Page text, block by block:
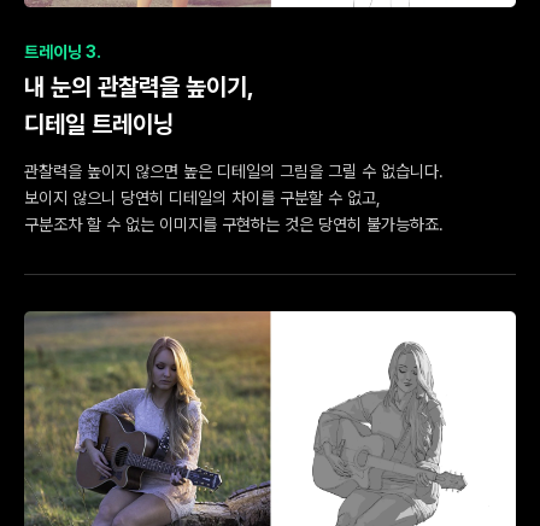
트레이닝 3.
내 눈의 관찰력을 높이기,
디테일 트레이닝
관찰력을 높이지 않으면 높은 디테일의 그림을 그릴 수 없습니다.
보이지 않으니 당연히 디테일의 차이를 구분할 수 없고,
구분조차 할 수 없는 이미지를 구현하는 것은 당연히 불가능하죠.